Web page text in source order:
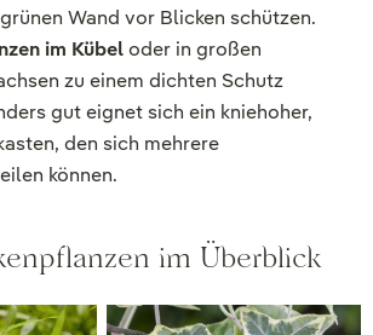
Wand vor Blicken schützen.
im Kübeloder in großen
zu einem dichten Schutz
gut eignet sich ein kniehoher,
den sich mehrere
können.
im Überblick